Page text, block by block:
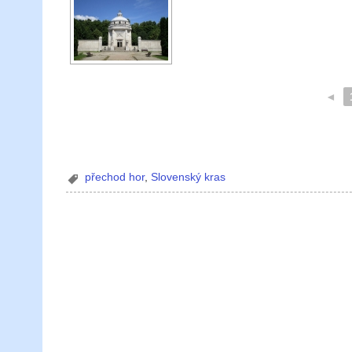
◄
přechod hor,Slovenský kras